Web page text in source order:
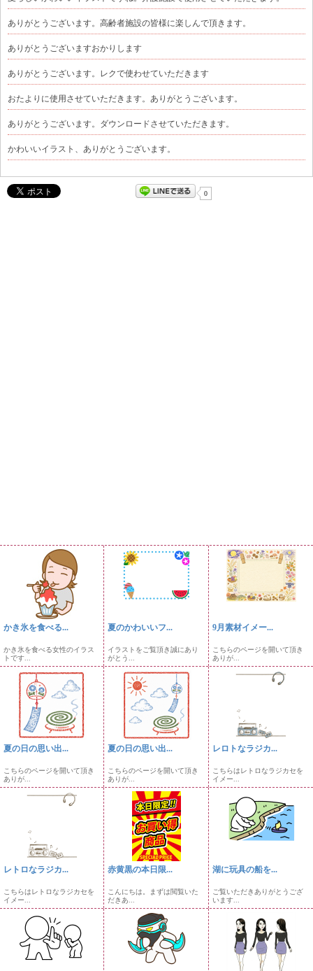
ありがとうございます。高齢者施設の皆様に楽しんで頂きます。
ありがとうございますおかりします
ありがとうございます。レクで使わせていただきます
おたよりに使用させていただきます。ありがとうございます。
ありがとうございます。ダウンロードさせていただきます。
かわいいイラスト、ありがとうございます。
0
かき氷を食べる...
かき氷を食べる女性のイラス
トです...
夏のかわいいフ...
イラストをご覧頂き誠にあり
がとう...
9月素材イメー...
こちらのページを開いて頂き
ありが...
夏の日の思い出...
こちらのページを開いて頂き
ありが...
夏の日の思い出...
こちらのページを開いて頂き
ありが...
レロトなラジカ...
こちらはレトロなラジカセを
イメー...
レトロなラジカ...
こちらはレトロなラジカセを
イメー...
赤黄黒の本日限...
こんにちは。まずは閲覧いた
だきあ...
湖に玩具の船を...
ご覧いただきありがとうござ
います...